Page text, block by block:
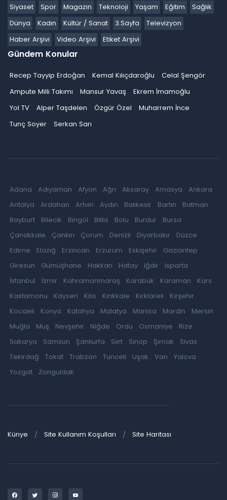
Siyaset Spor Magazin Teknoloji Yaşam Eğitim
Sağlık
Dünya
Kadın Kültür / Sanat 3.Sayfa
Televizyon
Haber Arşivi
Video Arşivi Etiket Arşivi
Gündem Konular
Recep Tayyip Erdoğan Kemal Kılıçdaroğlu
Celal Şengör
Ampute Milli Takımı
Mansur Yavaş
Ekrem İmamoğlu
Yol TV
Alper Taşdelen Özgür Özel
Muharrem İnce
Tunç Soyer
Serkan Sarı
Adana Adıyaman Afyon Ağrı Aksaray Amasya
Ankara
Antalya
Ardahan Artvin Aydın Balıkesir Bartın
Batman
Bayburt
Bilecik Bingöl Bitlis Bolu Burdur
Bursa
Çanakkale
Çankırı Çorum Denizli Diyarbakır
Düzce
Edirne
Elazığ Erzincan Erzurum Eskişehir
Gaziantep
Giresun
Gümüşhane Hakkari Hatay Iğdır
Isparta
İstanbul
İzmir Kahramanmaraş Karabük Karaman
Kars
Kastamonu
Kayseri Kilis Kırıkkale Kırklareli
Kırşehir
Kocaeli
Konya Kütahya Malatya Manisa Mardin
Mersin
Muğla
Muş Nevşehir Niğde Ordu Osmaniye
Rize
Sakarya
Samsun Şanlıurfa Siirt Sinop Şırnak
Sivas
Tekirdağ
Tokat Trabzon Tunceli Uşak Van
Yalova
Yozgat
Zonguldak
Künye Site Kullanım Koşulları Site Haritası